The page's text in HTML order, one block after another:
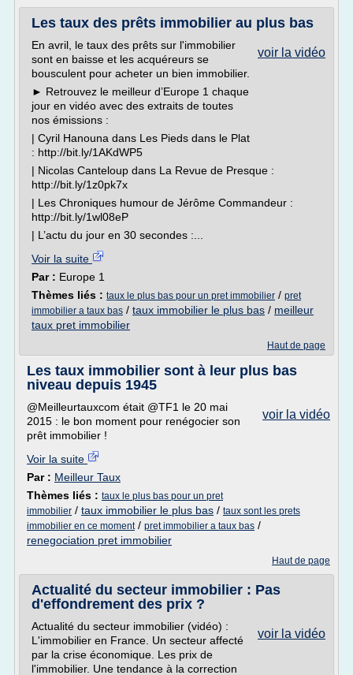
Les taux des prêts immobilier au plus bas
voir la vidéo
En avril, le taux des prêts sur l'immobilier
sont en baisse et les acquéreurs se
bousculent pour acheter un bien immobilier.
► Retrouvez le meilleur d’Europe 1 chaque
jour en vidéo avec des extraits de toutes
nos émissions :
| Cyril Hanouna dans Les Pieds dans le Plat
: http://bit.ly/1AKdWP5
| Nicolas Canteloup dans La Revue de Presque :
http://bit.ly/1z0pk7x
| Les Chroniques humour de Jérôme Commandeur :
http://bit.ly/1wl08eP
| L’actu du jour en 30 secondes :...
Voir la suite
Par : Europe 1
Thèmes liés : taux le plus bas pour un pret immobilier / pret
immobilier a taux bas / taux immobilier le plus bas / meilleur
taux pret immobilier
Haut de page
Les taux immobilier sont à leur plus bas
niveau depuis 1945
voir la vidéo
@Meilleurtauxcom était @TF1 le 20 mai
2015 : le bon moment pour renégocier son
prêt immobilier !
Voir la suite
Par : Meilleur Taux
Thèmes liés : taux le plus bas pour un pret
immobilier / taux immobilier le plus bas / taux sont les prets
immobilier en ce moment/ pret immobilier a taux bas /
renegociation pret immobilier
Haut de page
Actualité du secteur immobilier : Pas
d'effondrement des prix ?
voir la vidéo
Actualité du secteur immobilier (vidéo) :
L'immobilier en France. Un secteur affecté
par la crise économique. Les prix de
l'immobilier. Une tendance à la correction